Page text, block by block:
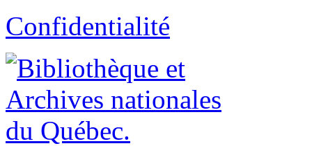
Confidentialité